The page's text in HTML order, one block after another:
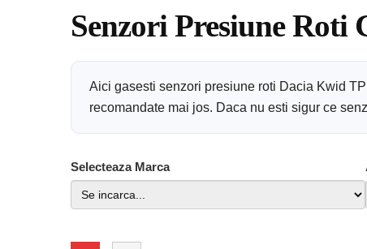
Senzori Presiune
Aici gasesti senzori presiune roti Dacia Kwid
recomandate mai jos. Daca nu esti sigur ce
Selecteaza Marca